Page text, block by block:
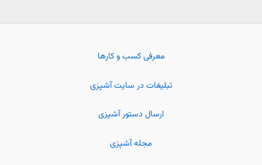
معرفی کسب و کارها
تبلیغات در سایت آشپزی
ارسال دستور آشپزی
مجله آشپزی